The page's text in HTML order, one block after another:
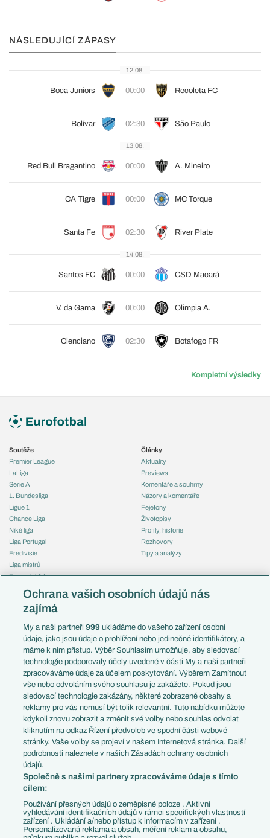
NÁSLEDUJÍCÍ ZÁPASY
12.08.
Boca Juniors 00:00 Recoleta FC
Bolívar 02:30 São Paulo
13.08.
Red Bull Bragantino 00:00 A. Mineiro
CA Tigre 00:00 MC Torque
Santa Fe 02:30 River Plate
14.08.
Santos FC 00:00 CSD Macará
V. da Gama 00:00 Olimpia A.
Cienciano 02:30 Botafogo FR
Kompletní výsledky
Soutěže
Premier League
LaLiga
Serie A
1. Bundesliga
Ligue 1
Chance Liga
Niké liga
Liga Portugal
Eredivisie
Liga mistrů
Evropská liga
Mistrovství světa
Liga národů
Témata
Představení týmů MS
EuroSkauting
PL v kostce
Evropské koeficienty
Přestupy
Přestupové spekulace
Zranění
Kluby
Arsenal FC
Chelsea FC
Manchester United
AC Milán
Juventus FC
Bayern Mnichov
FC Barcelona
Real Madrid
Články
Aktuality
Previews
Komentáře a souhrny
Názory a komentáře
Fejetony
Životopisy
Profily, historie
Rozhovory
Tipy a analýzy
Česko
Francie
Itálie
Německo
Španělsko
Argentina
Brazílie
Přestupy
Zápasy
Livescore
Tipovací soutěž
Ochrana vašich osobních údajů nás
zajímá
My a naši partneři999 ukládáme do vašeho zařízení osobní
údaje, jako jsou údaje o prohlížení nebo jedinečné identifikátory, a
máme k nim přístup. Výběr Souhlasím umožňuje, aby sledovací
technologie podporovaly účely uvedené v části My a naši partneři
zpracováváme údaje za účelem poskytování. Výběrem Zamítnout
vše nebo odvoláním svého souhlasu je zakážete. Pokud jsou
sledovací technologie zakázány, některé zobrazené obsahy a
reklamy pro vás nemusí být tolik relevantní. Tuto nabídku můžete
kdykoli znovu zobrazit a změnit své volby nebo souhlas odvolat
kliknutím na odkaz Řízení předvoleb ve spodní části webové
stránky. Vaše volby se projeví v našem Internetová stránka. Další
podrobnosti naleznete v našich Zásadách ochrany osobních
údajů.
Společně s našimi partnery zpracováváme údaje s tímto
cílem:
Používání přesných údajů o zeměpisné poloze . Aktivní
vyhledávání identifikačních údajů v rámci specifických vlastností
zařízení . Ukládání a/nebo přístup k informacím v zařízení .
Personalizovaná reklama a obsah, měření reklam a obsahu,